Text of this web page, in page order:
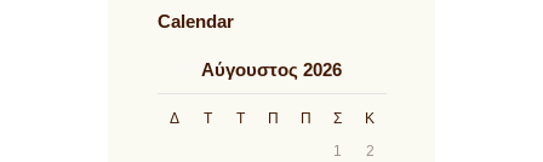
Calendar
Αύγουστος 2026
Δ Τ Τ Π Π Σ
Κ
1
2